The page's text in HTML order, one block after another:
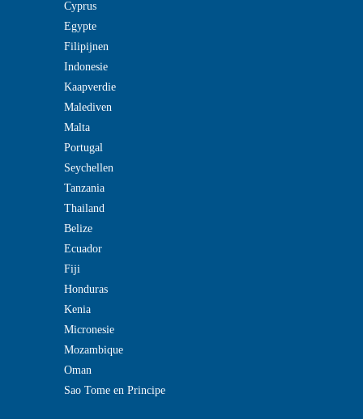
Cyprus
Egypte
Filipijnen
Indonesie
Kaapverdie
Malediven
Malta
Portugal
Seychellen
Tanzania
Thailand
Belize
Ecuador
Fiji
Honduras
Kenia
Micronesie
Mozambique
Oman
Sao Tome en Principe